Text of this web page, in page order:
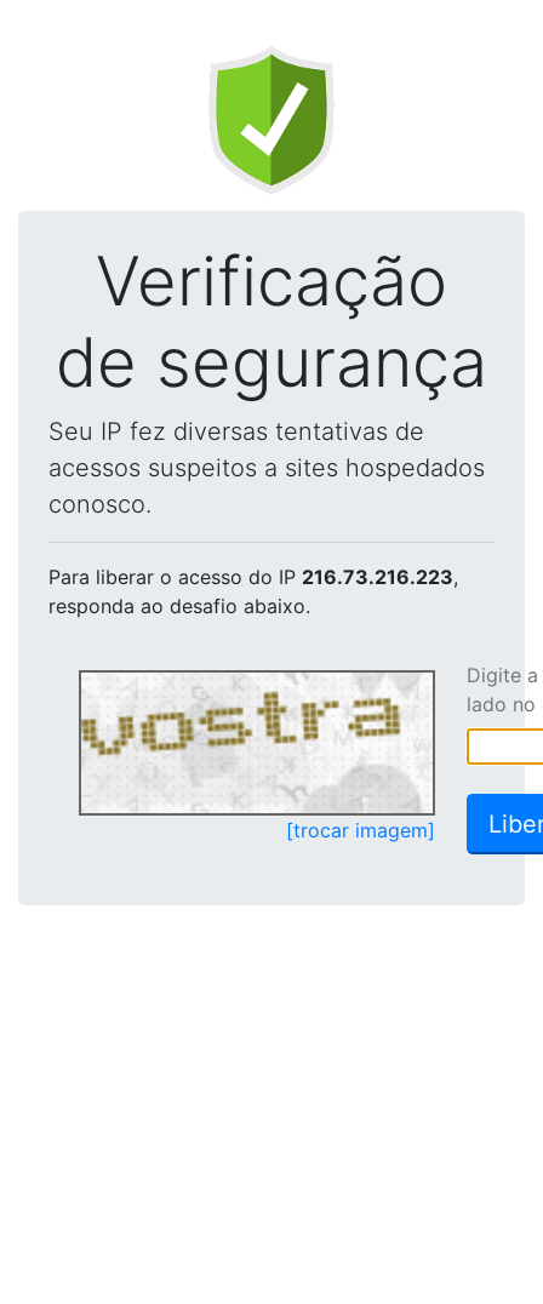
Verificação
de segurança
Seu IP fez diversas tentativas de
acessos suspeitos a sites hospedados
conosco.
Para liberar o acesso do IP 216.73.216.223,
responda ao desafio abaixo.
[trocar imagem]
Digite
lado no